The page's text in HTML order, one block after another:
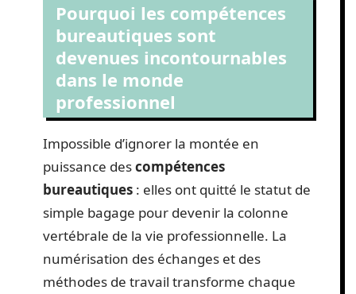
Pourquoi les compétences
bureautiques sont
devenues incontournables
dans le monde
professionnel
Impossible d’ignorer la montée en
puissance descompétences
bureautiques : elles ont quitté le statut de
simple bagage pour devenir la colonne
vertébrale de la vie professionnelle. La
numérisation des échanges et des
méthodes de travail transforme chaque